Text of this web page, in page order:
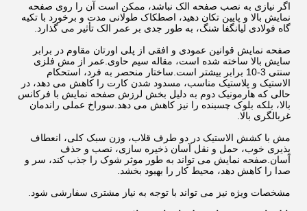
اگر نیازی به نصب صفحه الک نباشد، ممکن است آن را روی صفحه
نمایش بالا و پایین تکان دهید، اصطکاک طولانی مدت و برخورد با تکیه
گاه فولادی لیانگفا شنگ، به طور جدی بر عمر الک تأثیر می گذارد.
صفحه نمایش قوانین عمودی و افقی از پلی اورتان مقاوم در برابر
سایش بالا ساخته شده است، مقاله سیم حاوی.عمر از مش فلزی
سنتی 3-10 برابر بیشتر است.ساختار منحصر به فرد، استحکام
الاستیک و پلاستیک مناسب، مسدود شدن کارت را کاهش می دهد، در
حالی که هارمونیک دوم به دلیل بخش لرزش صفحه نمایش با فرکانس
بالا، بلکه بلوک چسبنده را نیز کاهش می دهد.سوراخ عملی راندمان
غربالگری بالا.
مش با کشش الاستیک در دو طرف قلاب، وزن سبک کلی، انعطاف
پذیری خوب، حمل و نقل آسان ذخیره سازی، نصب و حذف
آسان.صفحه نمایش می تواند به طور موثر شوک را جذب کند، سر و
صدا را کاهش دهد، محیط کار را بهبود بخشد.
مشخصات ویژه نیز می تواند با توجه به نیاز مشتری سفارشی شود.